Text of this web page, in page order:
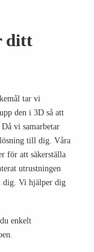
ditt
tar vi
den i 3D så att
vi samarbetar
till dig. Våra
för att säkerställa
utrustnin­gen
dig. Vi hjälper dig
enkelt